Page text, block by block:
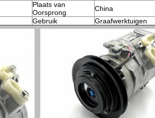
Plaats van
Oorsprong
China
Gebruik Graafwerktuigen